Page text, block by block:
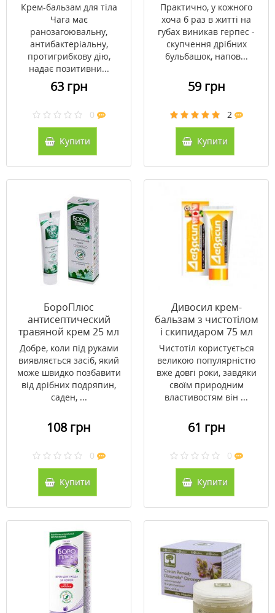
Крем-бальзам для тіла
Чага має
ранозагоювальну,
антибактеріальну,
протигрибкову дію,
надає позитивни...
63 грн
0
Купити
Практично, у кожного
хоча б раз в житті на
губах виникав герпес -
скупчення дрібних
бульбашок, напов...
59 грн
2
Купити
БороПлюс
антисептический
травяной крем 25 мл
Добре, коли під руками
виявляється засіб, який
може швидко позбавити
від дрібних подряпин,
саден, ...
108 грн
0
Купити
Дивосил крем-
бальзам з чистотілом
і скипидаром 75 мл
Чистотіл користується
великою популярністю
вже довгі роки, завдяки
своїм природним
властивостям він ...
61 грн
0
Купити